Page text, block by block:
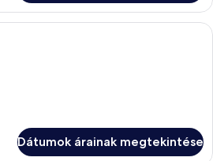
Dátumok árainak megtekintése